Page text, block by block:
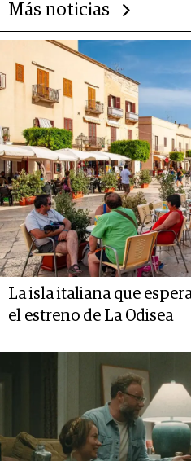
Más noticias
La isla italiana que
el estreno de La Odisea